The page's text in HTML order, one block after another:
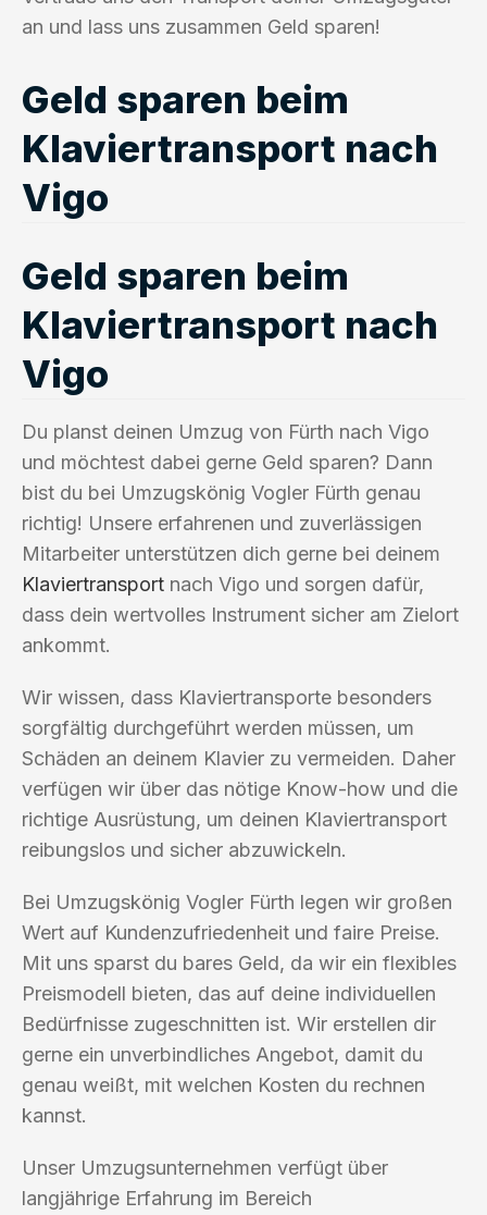
an und lass uns zusammen Geld sparen!
Geld sparen beim
Klaviertransport nach
Vigo
Geld sparen beim
Klaviertransport nach
Vigo
Du planst deinen Umzug von Fürth nach Vigo
und möchtest dabei gerne Geld sparen? Dann
bist du bei Umzugskönig Vogler Fürth genau
richtig! Unsere erfahrenen und zuverlässigen
Mitarbeiter unterstützen dich gerne bei deinem
Klaviertransport nach Vigo und sorgen dafür,
dass dein wertvolles Instrument sicher am Zielort
ankommt.
Wir wissen, dass Klaviertransporte besonders
sorgfältig durchgeführt werden müssen, um
Schäden an deinem Klavier zu vermeiden. Daher
verfügen wir über das nötige Know-how und die
richtige Ausrüstung, um deinen Klaviertransport
reibungslos und sicher abzuwickeln.
Bei Umzugskönig Vogler Fürth legen wir großen
Wert auf Kundenzufriedenheit und faire Preise.
Mit uns sparst du bares Geld, da wir ein flexibles
Preismodell bieten, das auf deine individuellen
Bedürfnisse zugeschnitten ist. Wir erstellen dir
gerne ein unverbindliches Angebot, damit du
genau weißt, mit welchen Kosten du rechnen
kannst.
Unser Umzugsunternehmen verfügt über
langjährige Erfahrung im Bereich